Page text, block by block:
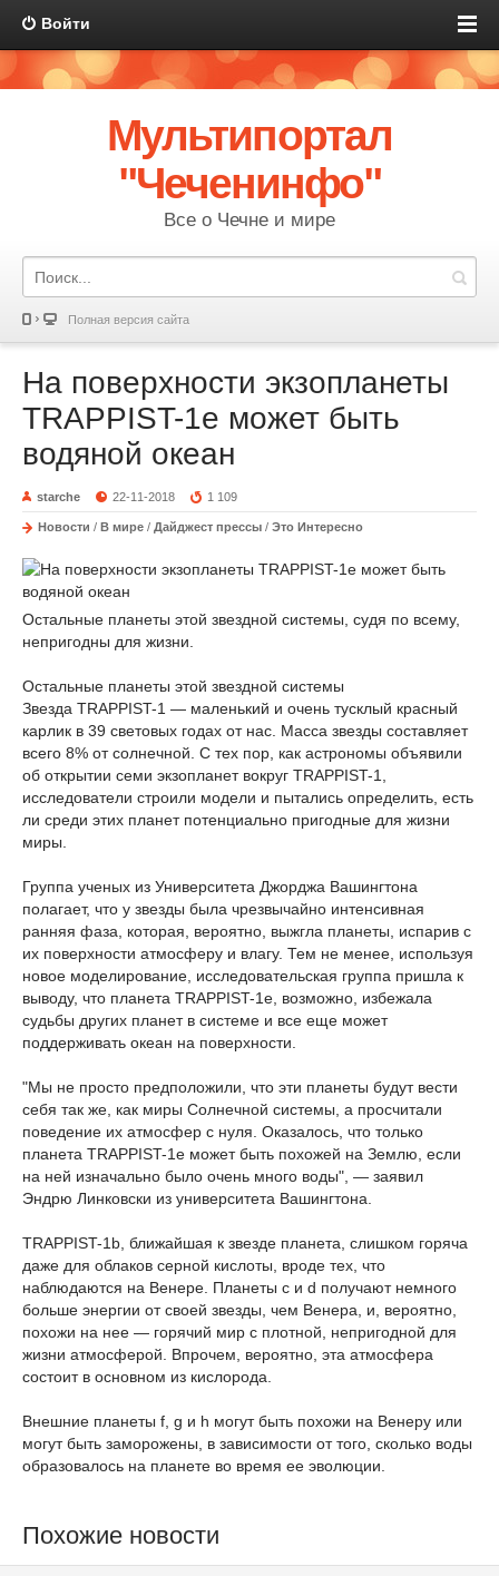
Войти
Мультипортал
"Чеченинфо"
Все о Чечне и мире
Полная версия сайта
На поверхности экзопланеты
TRAPPIST-1e может быть
водяной океан
starche 22-11-2018 1 109
Новости / В мире / Дайджест прессы / Это Интересно
Остальные планеты этой звездной системы, судя по всему,
непригодны для жизни.
Остальные планеты этой звездной системы
Звезда TRAPPIST-1 — маленький и очень тусклый красный
карлик в 39 световых годах от нас. Масса звезды составляет
всего 8% от солнечной. С тех пор, как астрономы объявили
об открытии семи экзопланет вокруг TRAPPIST-1,
исследователи строили модели и пытались определить, есть
ли среди этих планет потенциально пригодные для жизни
миры.
Группа ученых из Университета Джорджа Вашингтона
полагает, что у звезды была чрезвычайно интенсивная
ранняя фаза, которая, вероятно, выжгла планеты, испарив с
их поверхности атмосферу и влагу. Тем не менее, используя
новое моделирование, исследовательская группа пришла к
выводу, что планета TRAPPIST-1e, возможно, избежала
судьбы других планет в системе и все еще может
поддерживать океан на поверхности.
"Мы не просто предположили, что эти планеты будут вести
себя так же, как миры Солнечной системы, а просчитали
поведение их атмосфер с нуля. Оказалось, что только
планета TRAPPIST-1e может быть похожей на Землю, если
на ней изначально было очень много воды", — заявил
Эндрю Линковски из университета Вашингтона.
TRAPPIST-1b, ближайшая к звезде планета, слишком горяча
даже для облаков серной кислоты, вроде тех, что
наблюдаются на Венере. Планеты c и d получают немного
больше энергии от своей звезды, чем Венера, и, вероятно,
похожи на нее — горячий мир с плотной, непригодной для
жизни атмосферой. Впрочем, вероятно, эта атмосфера
состоит в основном из кислорода.
Внешние планеты f, g и h могут быть похожи на Венеру или
могут быть заморожены, в зависимости от того, сколько воды
образовалось на планете во время ее эволюции.
Похожие новости